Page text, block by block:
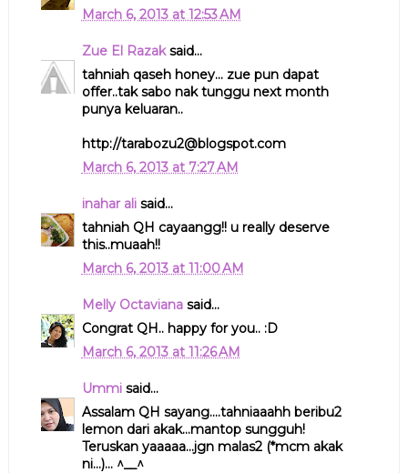
March 6, 2013 at 12:53 AM
Zue El Razaksaid...
tahniah qaseh honey... zue pun dapat
offer..tak sabo nak tunggu next month
punya keluaran..
http://tarabozu2@blogspot.com
March 6, 2013 at 7:27 AM
inahar alisaid...
tahniah QH cayaangg!! u really deserve
this..muaah!!
March 6, 2013 at 11:00 AM
Melly Octavianasaid...
Congrat QH.. happy for you.. :D
March 6, 2013 at 11:26 AM
Ummisaid...
Assalam QH sayang....tahniaaahh beribu2
lemon dari akak...mantop sungguh!
Teruskan yaaaaa...jgn malas2 (*mcm akak
ni...)... ^__^